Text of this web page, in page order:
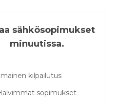
sähkösopimukset
minuutissa.
kilpailutus
sopimukset